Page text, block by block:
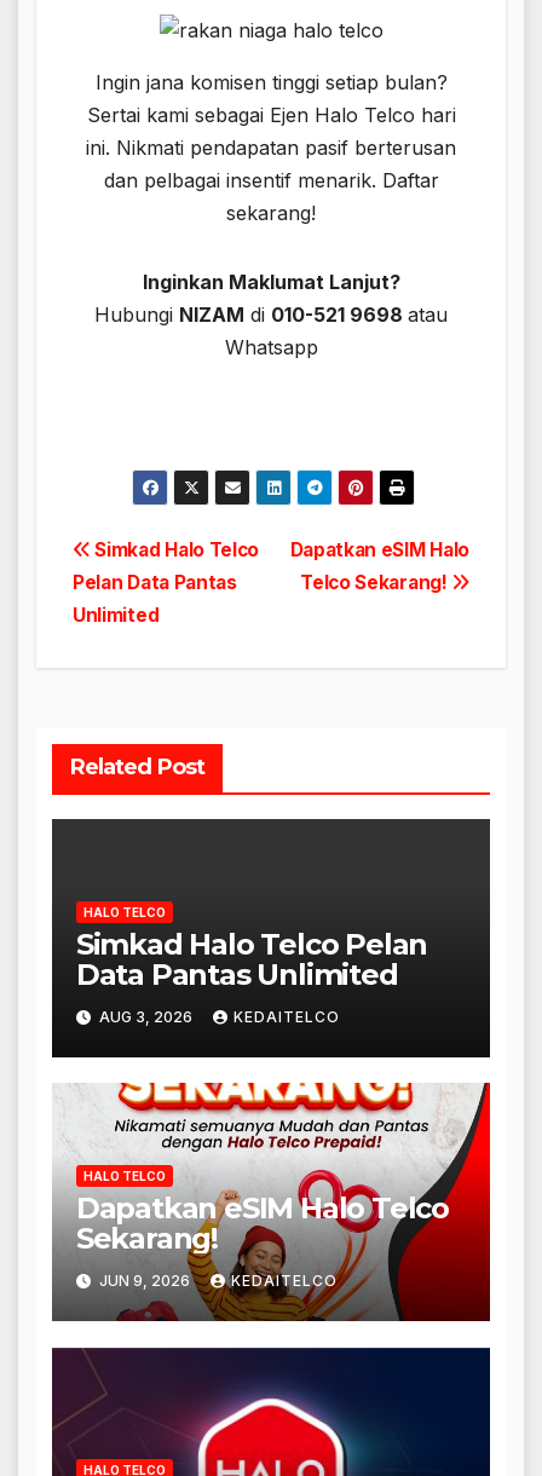
Ingin jana komisen tinggi setiap bulan?
Sertai kami sebagai Ejen Halo Telco hari
ini. Nikmati pendapatan pasif berterusan
dan pelbagai insentif menarik. Daftar
sekarang!
Inginkan Maklumat Lanjut?
Hubungi NIZAM di 010-521 9698 atau
Whatsapp
Post
navigation
Dapatkan eSIM Halo
Telco Sekarang!
Simkad Halo Telco
Pelan Data Pantas
Unlimited
Related Post
HALO TELCO
Simkad Halo Telco Pelan
Data Pantas Unlimited
AUG 3, 2026 KEDAITELCO
HALO TELCO
Dapatkan eSIM Halo Telco
Sekarang!
JUN 9, 2026 KEDAITELCO
HALO TELCO